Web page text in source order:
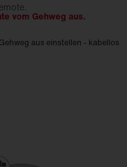
vom Gehweg aus.
aus einstellen - kabellos